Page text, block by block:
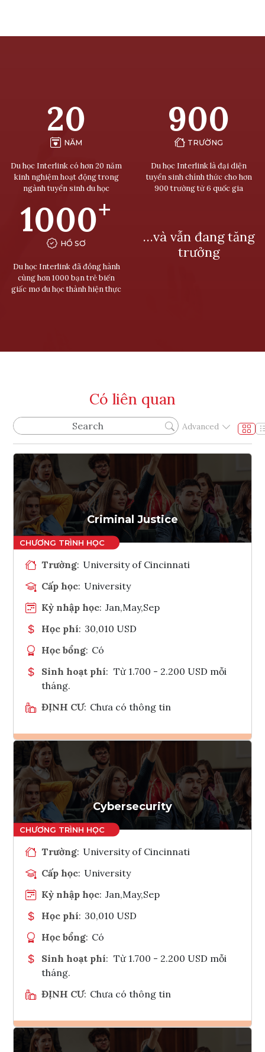
20
NĂM
Du học Interlink có hơn 20 năm
kinh nghiệm hoạt động trong
ngành tuyển sinh du học
900
TRƯỜNG
Du học Interlink là đại diện
tuyển sinh chính thức cho hơn
900 trường từ 6 quốc gia
1000+
HỒ SƠ
Du học Interlink đã đồng hành
cùng hơn 1000 bạn trẻ biến
giấc mơ du học thành hiện thực
…và vẫn đang tăng
trưởng
Có liên quan
Advanced
Criminal Justice
Trường: University of Cincinnati
Cấp học: University
Kỳ nhập học: Jan,May,Sep
Học phí: 30,010 USD
Học bổng: Có
Sinh hoạt phí: Từ 1.700 - 2.200 USD mỗi
tháng.
ĐỊNH CƯ: Chưa có thông tin
Ghi danh
Tham vấn Interlink
Cybersecurity
Trường: University of Cincinnati
Cấp học: University
Kỳ nhập học: Jan,May,Sep
Học phí: 30,010 USD
Học bổng: Có
Sinh hoạt phí: Từ 1.700 - 2.200 USD mỗi
tháng.
ĐỊNH CƯ: Chưa có thông tin
Ghi danh